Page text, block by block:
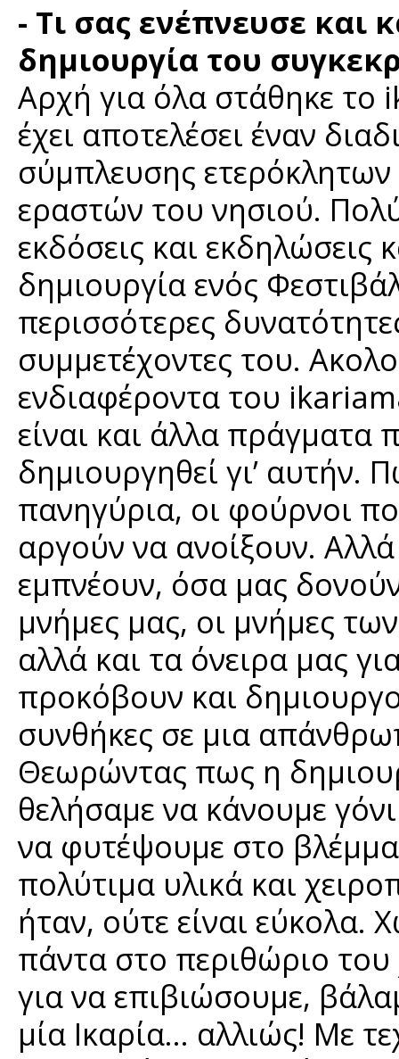
- Τι σας ενέπνευσε και
δημιουργία του
Αρχή για όλα στάθηκε το
έχει αποτελέσει έναν
σύμπλευσης ετερόκλητων
εραστών του νησιού.
εκδόσεις και εκδηλώσεις
δημιουργία ενός
περισσότερες
συμμετέχοντες του.
ενδιαφέροντα του
είναι και άλλα πράγματα
δημιουργηθεί γι’ αυτήν.
πανηγύρια, οι φούρνοι
αργούν να ανοίξουν.
εμπνέουν, όσα μας
μνήμες μας, οι μνήμες
αλλά και τα όνειρα μας
προκόβουν και
συνθήκες σε μια
Θεωρώντας πως η
θελήσαμε να κάνουμε
να φυτέψουμε στο
πολύτιμα υλικά και
ήταν, ούτε είναι εύκολα.
πάντα στο περιθώριο
για να επιβιώσουμε,
μία Ικαρία... αλλιώς! Με